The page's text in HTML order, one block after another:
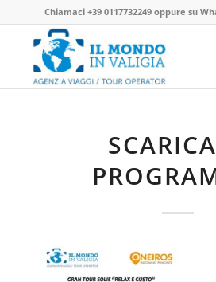
Chiamaci +39 0117732249oppure su